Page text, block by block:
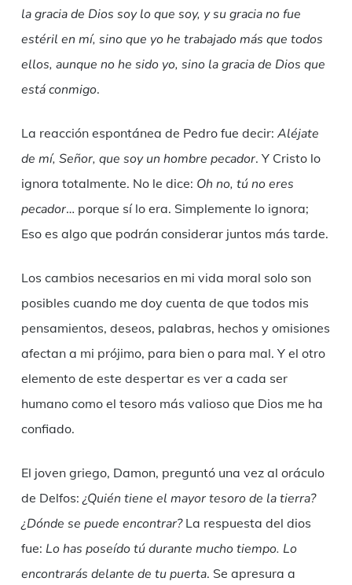
la gracia de Dios soy lo que soy, y su gracia no fue
estéril en mí, sino que yo he trabajado más que todos
ellos, aunque no he sido yo, sino la gracia de Dios que
está conmigo.
La reacción espontánea de Pedro fue decir: Aléjate
de mí, Señor, que soy un hombre pecador. Y Cristo lo
ignora totalmente. No le dice: Oh no, tú no eres
pecador… porque sí lo era. Simplemente lo ignora;
Eso es algo que podrán considerar juntos más tarde.
Los cambios necesarios en mi vida moral solo son
posibles cuando me doy cuenta de que todos mis
pensamientos, deseos, palabras, hechos y omisiones
afectan a mi prójimo, para bien o para mal. Y el otro
elemento de este despertar es ver a cada ser
humano como el tesoro más valioso que Dios me ha
confiado.
El joven griego, Damon, preguntó una vez al oráculo
de Delfos: ¿Quién tiene el mayor tesoro de la tierra?
¿Dónde se puede encontrar?La respuesta del dios
fue: Lo has poseído tú durante mucho tiempo. Lo
encontrarás delante de tu puerta. Se apresura a